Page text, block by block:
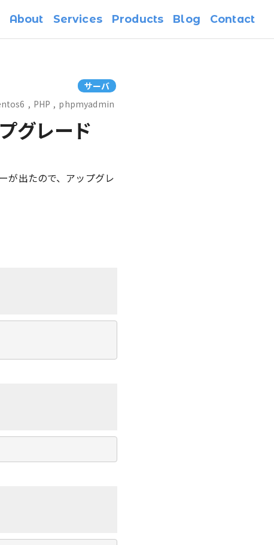
About Services Products Blog Contact
サーバ
, PHP , phpmyadmin
グレード
が出たので、アップグレ